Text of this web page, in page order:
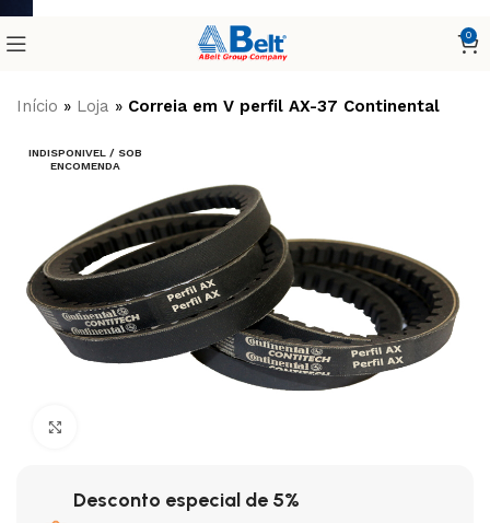
0
Início » Loja » Correia em V perfil AX-37 Continental
INDISPONIVEL / SOB
ENCOMENDA
Desconto especial de 5%